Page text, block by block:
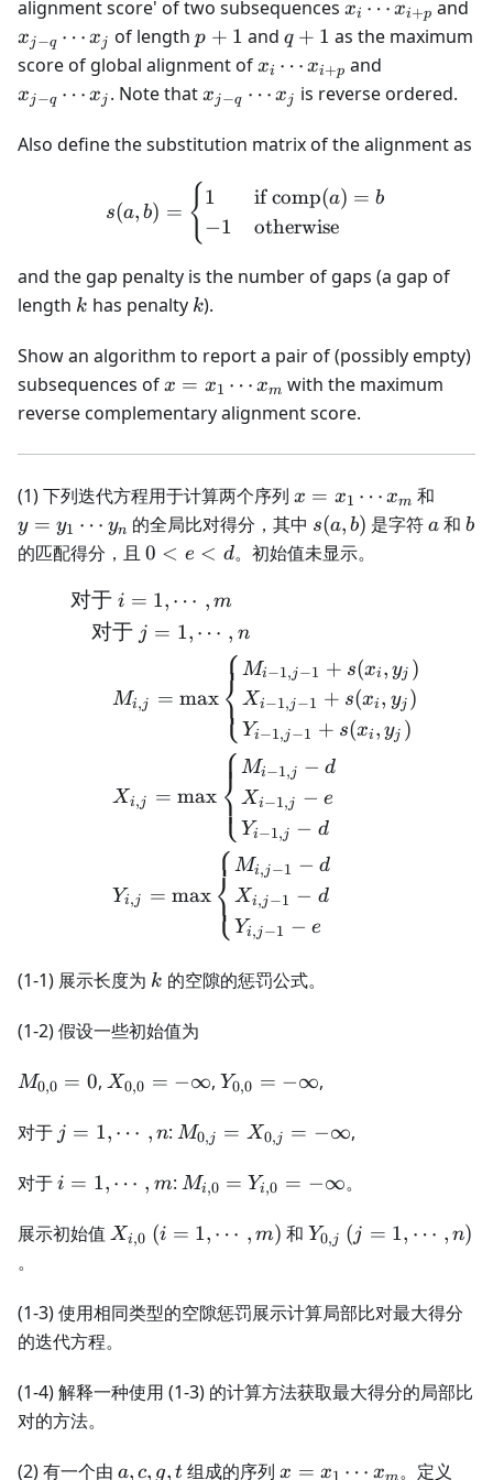
alignment score' of two subsequences x_{i}
\cdots
x_{i+p}
xi ⋯ xi+p and
q}
xj−q ⋯ xj of lengthp
+
1
p + 1 andq
+
1
q + 1 as the maximum
score of global alignment of x_{i}
\cdots
x_{i+p}
xi ⋯ xi+p and
q}
x_{j}
xj−q ⋯ xj . Note thatx_{j-
\cdots
xj−q ⋯ xj is reverse ordered.
Also define the substitution matrix of the alignment as
s(a, b) = \begin{cases}
s(a, b) = { 1
−1
ifcomp(a) = b
otherwise
and the gap penalty is the number of gaps (a gap of
length k
k has penalty k
k).
Show an algorithm to report a pair of (possibly empty)
subsequences of x =
x_1
x_m
x = x1 ⋯ xm with the maximum
reverse complementary alignment score.
(1) 下列迭代方程用于计算两个序列 x =
x_1
\cdots
x_m
x = x1 ⋯ xm 和
y_1
y = y1 ⋯ yn 的全局比对得分，其中 s(a,
b)
s(a, b) 是字符a
a 和b
b
的匹配得分，且 0
e
<
0 < e < d。初始值未显示。
对于 i = 1, ⋯ , m
对于 j = 1, ⋯ , n
Mi,j = max ⎩
⎨⎧ Mi−1,j −1 + s(xi , yj )
Xi−1,j −1 + s(xi , yj )
Yi−1,j −1 + s(xi , yj )
Xi,j = max ⎩
⎨⎧ Mi−1,j − d
Xi−1,j − e
Yi−1,j − d
Yi,j = max ⎩
⎨⎧ Mi,j −1 − d
Xi,j −1 − d
Yi,j −1 − e
(1-1) 展示长度为 k
k 的空隙的惩罚公式。
(1-2) 假设一些初始值为
M_{0,0}
M0,0 = 0, X_{0,0}
\infty
X0,0 = −∞,Y_{0,0}
\infty
Y0,0 = −∞,
对于 j = 1,
n
j = 1, ⋯ , n: M_{0,j}
X_{0,j}
\infty
M0,j = X0,j = −∞,
对于i = 1,
m
i = 1, ⋯ , m: M_{i,0}
Y_{i,0}
Mi,0 = Yi,0 = −∞。
展示初始值 X_{i,0}
Xi,0 (i = 1,
(i = 1, ⋯ , m) 和Y_{0,j}
Y0,j
(j = 1,
(j = 1, ⋯ , n)
。
(1-3) 使用相同类型的空隙惩罚展示计算局部比对最大得分
的迭代方程。
(1-4) 解释一种使用 (1-3) 的计算方法获取最大得分的局部比
对的方法。
(2) 有一个由 a,
a, c, g, t 组成的序列x =
x = x ⋯ x 。定义